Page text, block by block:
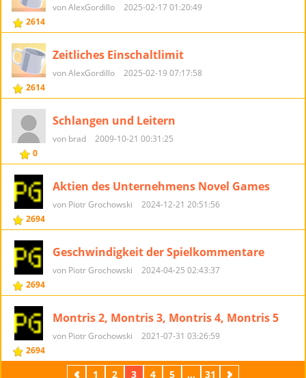
2614
von AlexGordillo 2025-02-17 01:20:49
2614
Zeitliches Einschaltlimit
von AlexGordillo 2025-02-19 07:17:58
0
Schlangen und Leitern
von brad 2009-10-21 00:31:25
2694
Aktien des Unternehmens Novel Games
von Piotr Grochowski 2024-12-21 20:51:56
2694
Geschwindigkeit der Spielkommentare
von Piotr Grochowski 2024-04-25 02:43:37
2694
Montris 2, Montris 3, Montris 4, Montris 5
von Piotr Grochowski 2021-07-31 03:26:59
Zurück
1 2 3 4 5 ... 31 Weiter